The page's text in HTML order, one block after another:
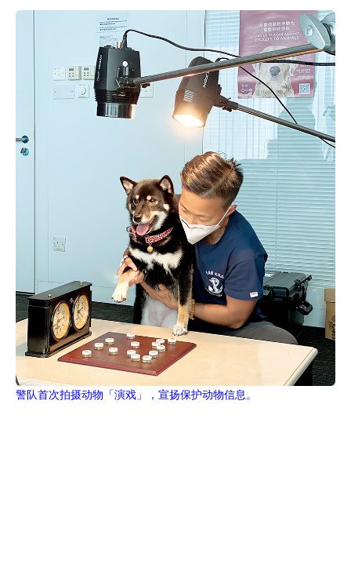
警队首次拍摄动物「演戏」，宣扬保护动物信息。